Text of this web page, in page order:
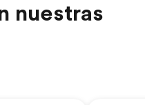
nuestras